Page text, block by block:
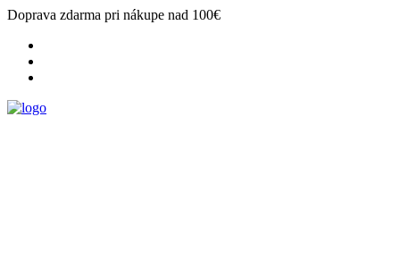
Doprava zdarma pri nákupe nad 100€